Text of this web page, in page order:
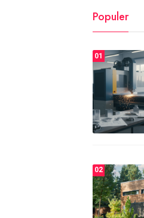
Populer
01
02